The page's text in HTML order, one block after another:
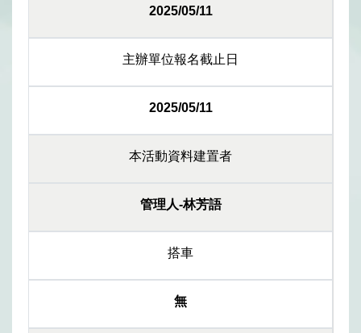
2025/05/11
主辦單位報名截止日
2025/05/11
本活動資料建置者
管理人-林芳語
搭車
無